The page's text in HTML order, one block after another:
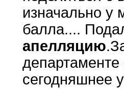
изначально у
балла....
апелляцию
сегодняшнее